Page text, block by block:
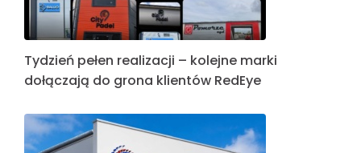
Tydzień pełen realizacji – kolejne marki
dołączają do grona klientów RedEye